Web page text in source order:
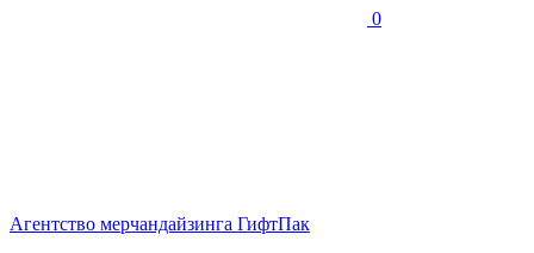
0
Агентство мерчандайзинга ГифтПак